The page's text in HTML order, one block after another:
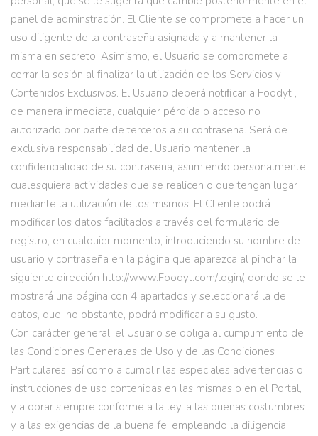
panel de adminstración. El Cliente se compromete a hacer un
uso diligente de la contraseña asignada y a mantener la
misma en secreto. Asimismo, el Usuario se compromete a
cerrar la sesión al ﬁnalizar la utilización de los Servicios y
Contenidos Exclusivos. El Usuario deberá notiﬁcar a Foodyt ,
de manera inmediata, cualquier pérdida o acceso no
autorizado por parte de terceros a su contraseña. Será de
exclusiva responsabilidad del Usuario mantener la
confidencialidad de su contraseña, asumiendo personalmente
cualesquiera actividades que se realicen o que tengan lugar
mediante la utilización de los mismos. El Cliente podrá
modificar los datos facilitados a través del formulario de
registro, en cualquier momento, introduciendo su nombre de
usuario y contraseña en la página que aparezca al pinchar la
siguiente dirección http://www.Foodyt.com/login/, donde se le
mostrará una página con 4 apartados y seleccionará la de
datos, que, no obstante, podrá modificar a su gusto.
Con carácter general, el Usuario se obliga al cumplimiento de
las Condiciones Generales de Uso y de las Condiciones
Particulares, así como a cumplir las especiales advertencias o
instrucciones de uso contenidas en las mismas o en el Portal,
y a obrar siempre conforme a la ley, a las buenas costumbres
y a las exigencias de la buena fe, empleando la diligencia